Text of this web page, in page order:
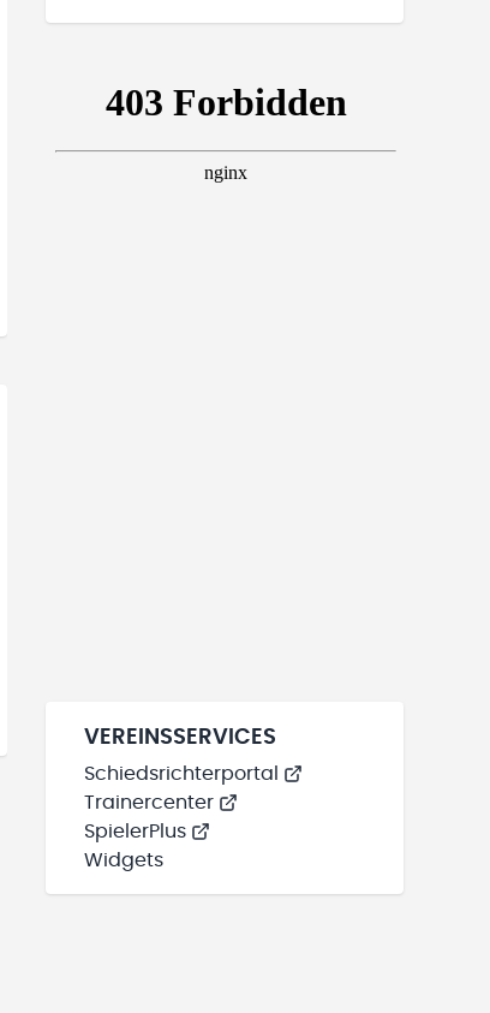
VEREINSSERVICES
Schiedsrichterportal
Trainercenter
SpielerPlus
Widgets